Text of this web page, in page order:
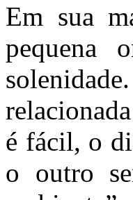
Em sua
pequena
é fácil, o
o outro